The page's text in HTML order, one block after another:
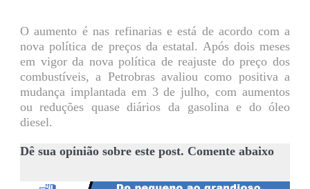
O aumento é nas refinarias e está de acordo com a
nova política de preços da estatal. Após dois meses
em vigor da nova política de reajuste do preço dos
combustíveis, a Petrobras avaliou como positiva a
mudança implantada em 3 de julho, com aumentos
ou reduções quase diários da gasolina e do óleo
diesel.
Dê sua opinião sobre este post. Comente abaixo